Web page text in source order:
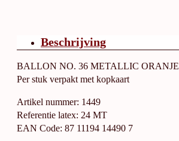
Beschrijving
BALLON NO. 36 METALLIC ORANJE
Per stuk verpakt met kopkaart
Artikel nummer: 1449
Referentie latex: 24 MT
EAN Code: 87 11194 14490 7